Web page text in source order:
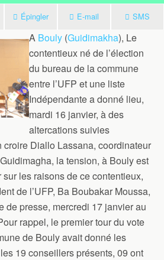
Épingler E-mail SMS
A Bouly (Guidimakha), Le
contentieux né de l’élection
du bureau de la commune
entre l’UFP et une liste
Indépendante a donné lieu,
mardi 16 janvier, à des
altercations suivies
croire Diallo Lassana, coordinateur
la tension, à Bouly est
sur les raisons de ce contentieux,
de l’UFP, Ba Boubakar Moussa,
de presse, mercredi 17 janvier au
rappel, le premier tour du vote
de Bouly avait donné les
19 conseillers présents, 09 ont